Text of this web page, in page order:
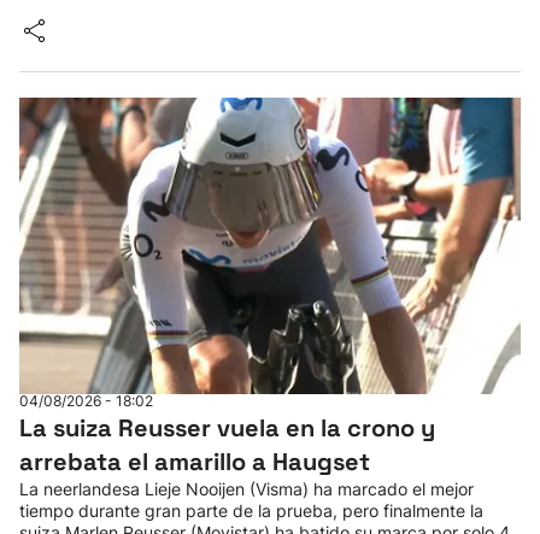
04/08/2026 - 18:02
La suiza Reusser vuela en la crono y
arrebata el amarillo a Haugset
La neerlandesa Lieje Nooijen (Visma) ha marcado el mejor
tiempo durante gran parte de la prueba, pero finalmente la